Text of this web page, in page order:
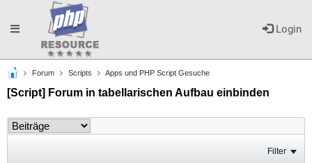
Login
Toggle
navigation
Forum Scripts Apps und PHP Script Gesuche
[Script] Forum in tabellarischen Aufbau einbinden
Filter